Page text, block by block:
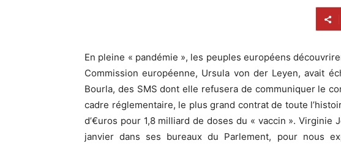
En pleine « pandémie », les peuples européens
Commission européenne, Ursula von der Leyen, avait
Bourla, des SMS dont elle refusera de communiquer le
cadre réglementaire, le plus grand contrat de toute
d’€uros pour 1,8 milliard de doses du « vaccin ». Virginie
janvier dans ses bureaux du Parlement, pour nous